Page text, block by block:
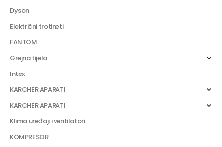
Dyson
Električni trotineti
FANTOM
Grejna tijela
Intex
KARCHER APARATI
KARCHER APARATI
Klima uređaji i ventilatori
KOMPRESOR